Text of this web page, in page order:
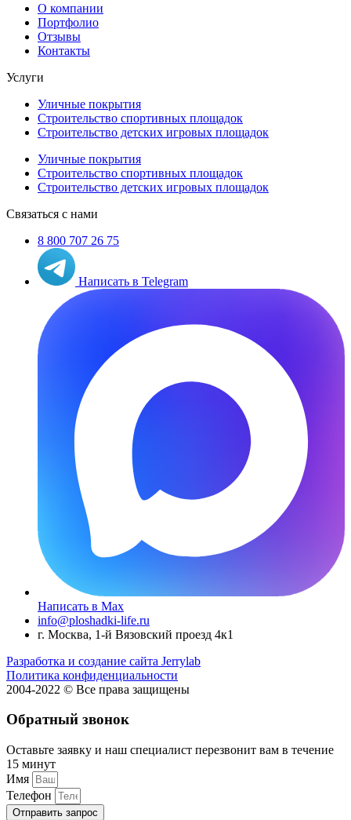
О компании
Портфолио
Отзывы
Контакты
Услуги
Уличные покрытия
Строительство спортивных площадок
Строительство детских игровых площадок
Уличные покрытия
Строительство спортивных площадок
Строительство детских игровых площадок
Связаться с нами
8 800 707 26 75
Написать в Telegram
Написать в Max
info@ploshadki-life.ru
г. Москва, 1-й Вязовский проезд 4к1
Разработка и создание сайта Jerrylab
Политика конфиденциальности
2004-2022 © Все права защищены
Обратный звонок
Оставьте заявку и наш специалист перезвонит вам в течение
15 минут
Имя
Телефон
Отправить запрос